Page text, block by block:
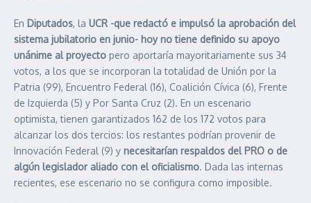
En Diputados, la UCR -que redactó e impulsó la aprobación del
sistema jubilatorio en junio- hoy no tiene definido su apoyo
unánime al proyecto pero aportaría mayoritariamente sus 34
votos, a los que se incorporan la totalidad de Unión por la
Patria (99), Encuentro Federal (16), Coalición Cívica (6), Frente
de Izquierda (5) y Por Santa Cruz (2). En un escenario
optimista, tienen garantizados 162 de los 172 votos para
alcanzar los dos tercios: los restantes podrían provenir de
Innovación Federal (9) y necesitarían respaldos del PRO o de
algún legislador aliado con el oficialismo. Dada las internas
recientes, ese escenario no se configura como imposible.